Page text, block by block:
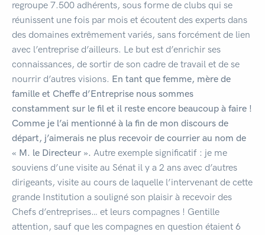
regroupe 7.500 adhérents, sous forme de clubs qui se
réunissent une fois par mois et écoutent des experts dans
des domaines extrêmement variés, sans forcément de lien
avec l’entreprise d’ailleurs. Le but est d’enrichir ses
connaissances, de sortir de son cadre de travail et de se
nourrir d’autres visions. En tant que femme, mère de
famille et Cheffe d’Entreprise nous sommes
constamment sur le fil et il reste encore beaucoup à faire !
Comme je l’ai mentionné à la fin de mon discours de
départ, j’aimerais ne plus recevoir de courrier au nom de
« M. le Directeur ». Autre exemple significatif : je me
souviens d’une visite au Sénat il y a 2 ans avec d’autres
dirigeants, visite au cours de laquelle l’intervenant de cette
grande Institution a souligné son plaisir à recevoir des
Chefs d’entreprises… et leurs compagnes ! Gentille
attention, sauf que les compagnes en question étaient 6